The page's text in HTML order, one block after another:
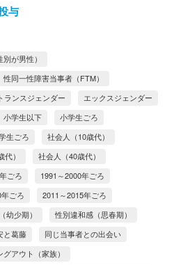
与
が男性）
性同一性障害当事者（FTM）
トランスジェンダー
エックスジェンダー
小学生以下
小学生ごろ
生ごろ
社会人（10歳代）
）
社会人（40歳代）
ごろ
1991～2000年ごろ
ごろ
2011～2015年ごろ
幼少期）
性別違和感（思春期）
と葛藤
同じ当事者との出会い
グアウト（家族）